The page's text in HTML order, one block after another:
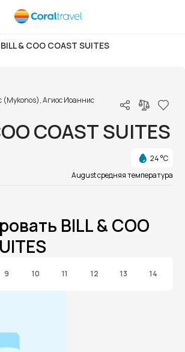
BILL & COO COAST SUITES
(Mykonos), Агиос Иоаннис
COAST SUITES
24 °C
August средняя температура
BILL & COO
9 10 11 12 13 14